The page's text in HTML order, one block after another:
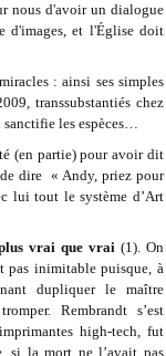
nous d'avoir un dialogue
d'images, et l'Église doit
: ainsi ses simples
transsubstantiés chez
sanctifie les espèces…
(en partie) pour avoir dit
dire « Andy, priez pour
lui tout le système d’Art
vrai que vrai (1). On
pas inimitable puisque, à
dupliquer le maître
Rembrandt s’est
high-tech, fut
si la mort ne l’avait pas